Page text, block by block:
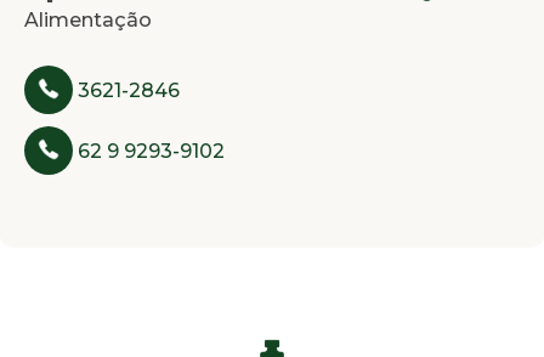
Alimentação
3621-2846
62 9 9293-9102